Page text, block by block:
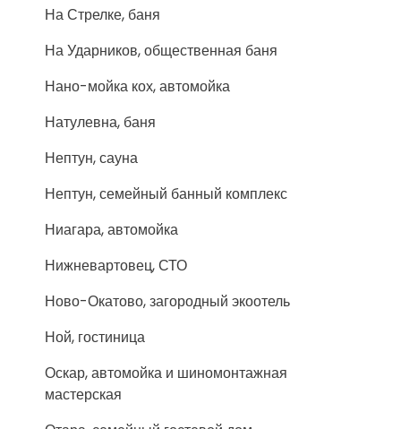
На Стрелке, баня
На Ударников, общественная баня
Нано-мойка кох, автомойка
Натулевна, баня
Нептун, сауна
Нептун, семейный банный комплекс
Ниагара, автомойка
Нижневартовец, СТО
Ново-Окатово, загородный экоотель
Ной, гостиница
Оскар, автомойка и шиномонтажная
мастерская